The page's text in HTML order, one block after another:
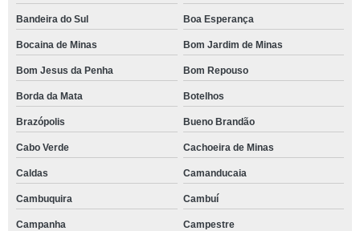
Bandeira do Sul Boa Esperança
Bocaina de Minas Bom Jardim de Minas
Bom Jesus da Penha Bom Repouso
Borda da Mata Botelhos
Brazópolis Bueno Brandão
Cabo Verde Cachoeira de Minas
Caldas Camanducaia
Cambuquira Cambuí
Campanha Campestre